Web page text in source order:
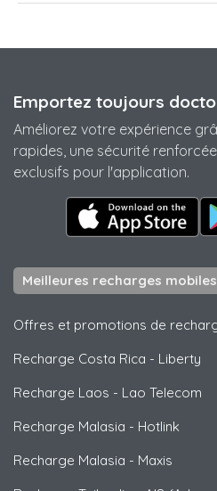
Emportez toujours
Améliorez votre expérience
rapides, une sécurité
exclusifs pour l'application.
Meilleures recharges mobiles
Offres et promotions de
Recharge Costa Rica - Liberty
Recharge Laos - Lao Telecom
Recharge Malasia - Hotlink
Recharge Malasia - Maxis